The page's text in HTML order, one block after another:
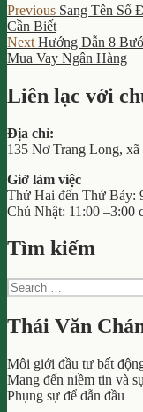
Post
navigation
Previous Previous
Sang Tên Sổ
Cần Biết
Next Next
post:
Hướng Dẫn 8
Mua Vay Ngân Hàng
Liên lạc với
Địa chỉ:
135 Nơ Trang Long,
Giờ làm việc
Thứ Hai đến Thứ Bảy:
Chủ Nhật: 11:00 –3:00
Tìm kiếm
Search
for:
Thái Văn
Môi giới đầu tư bất
Mang đến niềm tin và
Phụng sự để dẫn đầu